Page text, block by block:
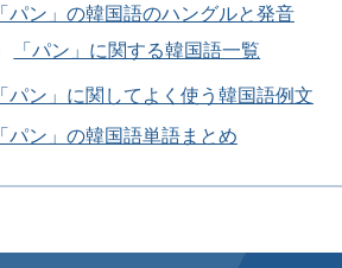
「パン」の韓国語のハングルと発音
「パン」に関する韓国語一覧
「パン」に関してよく使う韓国語例文
「パン」の韓国語単語まとめ